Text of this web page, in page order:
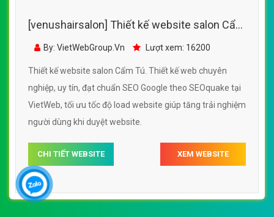
[venushairsalon] Thiết kế website salon Cẩm
Tú đẹp, chuyên nghiệp chuẩn SEO
By: VietWebGroup.Vn Lượt xem: 16200
Thiết kế website salon Cẩm Tú. Thiết kế web chuyên
nghiệp, uy tín, đạt chuẩn SEO Google theo SEOquake tại
VietWeb, tối ưu tốc độ load website giúp tăng trải nghiệm
người dùng khi duyệt website.
CHI TIẾT WEBSITE XEM WEBSITE